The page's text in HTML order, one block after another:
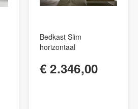
Bedkast Slim
horizontaal
€ 2.346,00